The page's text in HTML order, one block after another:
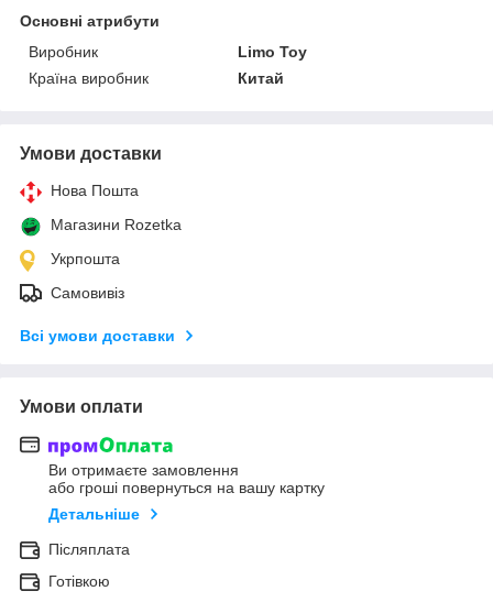
Основні атрибути
Виробник
Limo Toy
Країна виробник
Китай
Умови доставки
Нова Пошта
Магазини Rozetka
Укрпошта
Самовивіз
Всі умови доставки
Умови оплати
Ви отримаєте замовлення
або гроші повернуться на вашу картку
Детальніше
Післяплата
Готівкою